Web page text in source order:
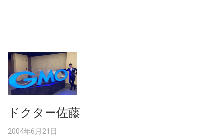
ドクター佐藤
2004年6月21日